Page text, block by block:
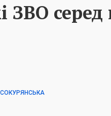
ЗВО